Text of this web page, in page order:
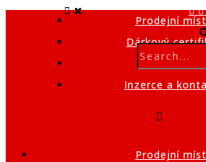
Prodejní
Dárkový
Předplatné
Inzerce a
Prodejní